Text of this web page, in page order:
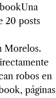
20 posts
Morelos.
robos en
páginas